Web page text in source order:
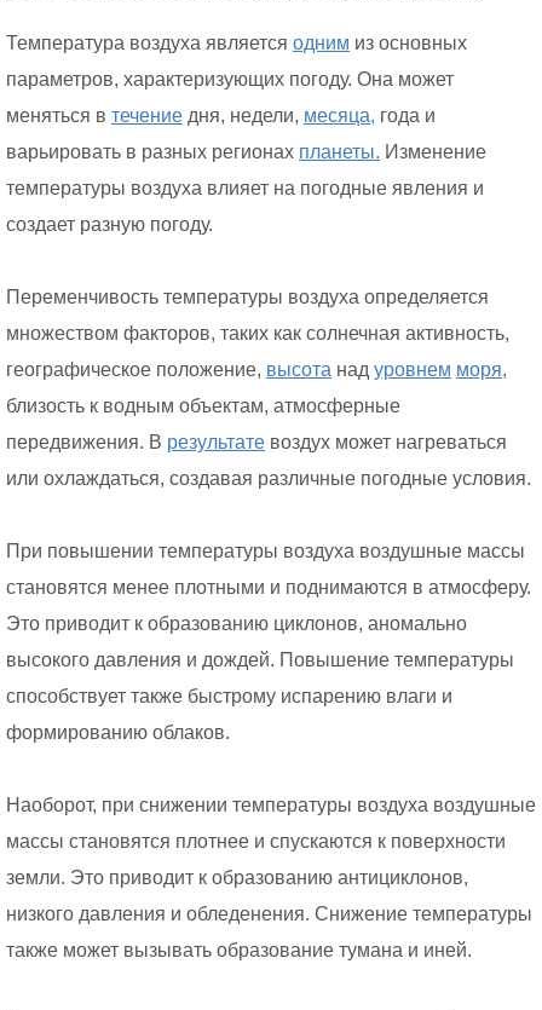
Температура воздуха является одним из основных
параметров, характеризующих погоду. Она может
меняться в течение дня, недели, месяца, года и
варьировать в разных регионах планеты. Изменение
температуры воздуха влияет на погодные явления и
создает разную погоду.
Переменчивость температуры воздуха определяется
множеством факторов, таких как солнечная активность,
географическое положение, высота над уровнем моря,
близость к водным объектам, атмосферные
передвижения. В результате воздух может нагреваться
или охлаждаться, создавая различные погодные условия.
При повышении температуры воздуха воздушные массы
становятся менее плотными и поднимаются в атмосферу.
Это приводит к образованию циклонов, аномально
высокого давления и дождей. Повышение температуры
способствует также быстрому испарению влаги и
формированию облаков.
Наоборот, при снижении температуры воздуха воздушные
массы становятся плотнее и спускаются к поверхности
земли. Это приводит к образованию антициклонов,
низкого давления и обледенения. Снижение температуры
также может вызывать образование тумана и иней.